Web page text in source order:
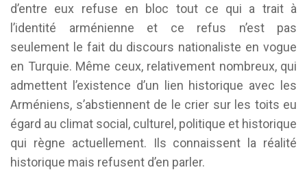
d’entre eux refuse en bloc tout ce qui a trait à
l’identité arménienne et ce refus n’est pas
seulement le fait du discours nationaliste en vogue
en Turquie. Même ceux, relativement nombreux, qui
admettent l’existence d’un lien historique avec les
Arméniens, s’abstiennent de le crier sur les toits eu
égard au climat social, culturel, politique et historique
qui règne actuellement. Ils connaissent la réalité
historique mais refusent d’en parler.